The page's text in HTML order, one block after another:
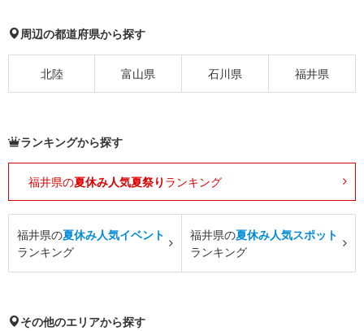
周辺の都道府県から探す
北陸 富山県 石川県 福井県
ランキングから探す
福井県の夏休み人気夏祭り ランキング
福井県の夏休み人気イベント
ランキング
福井県の夏休み人気スポット
ランキング
その他のエリアから探す